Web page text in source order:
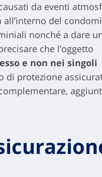
da eventi
del
nonché a dare
che l’oggetto
e non nei singoli
di protezione